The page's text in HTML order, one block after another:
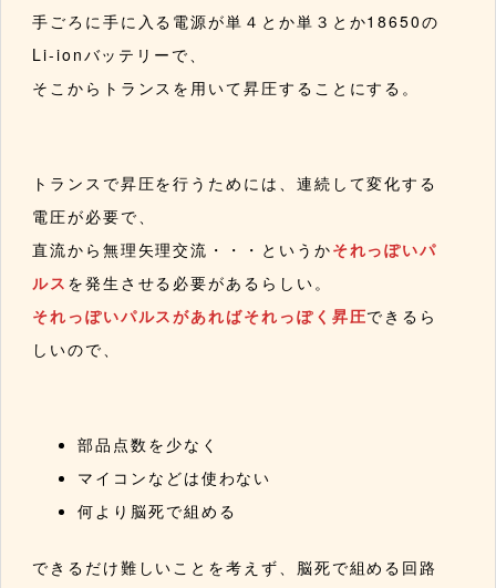
手ごろに手に入る電源が単４とか単３とか18650の
Li-ionバッテリーで、
そこからトランスを用いて昇圧することにする。
トランスで昇圧を行うためには、連続して変化する
電圧が必要で、
直流から無理矢理交流・・・というかそれっぽいパ
ルス を発生させる必要があるらしい。
それっぽいパルスがあればそれっぽく昇圧できるら
しいので、
部品点数を少なく
マイコンなどは使わない
何より脳死で組める
できるだけ難しいことを考えず、脳死で組める回路